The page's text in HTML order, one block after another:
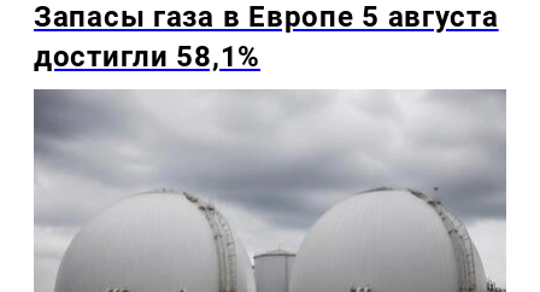
Запасы газа в Европе 5 августа
достигли 58,1%